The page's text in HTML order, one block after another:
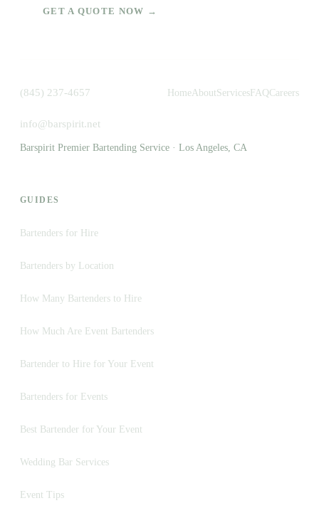
GET A QUOTE NOW →
(845) 237-4657
info@barspirit.net
HomeAboutServices FAQCareers
Barspirit Premier Bartending Service · Los Angeles, CA
GUIDES
Bartenders for Hire
Bartenders by Location
How Many Bartenders to Hire
How Much Are Event Bartenders
Bartender to Hire for Your Event
Bartenders for Events
Best Bartender for Your Event
Wedding Bar Services
Event Tips